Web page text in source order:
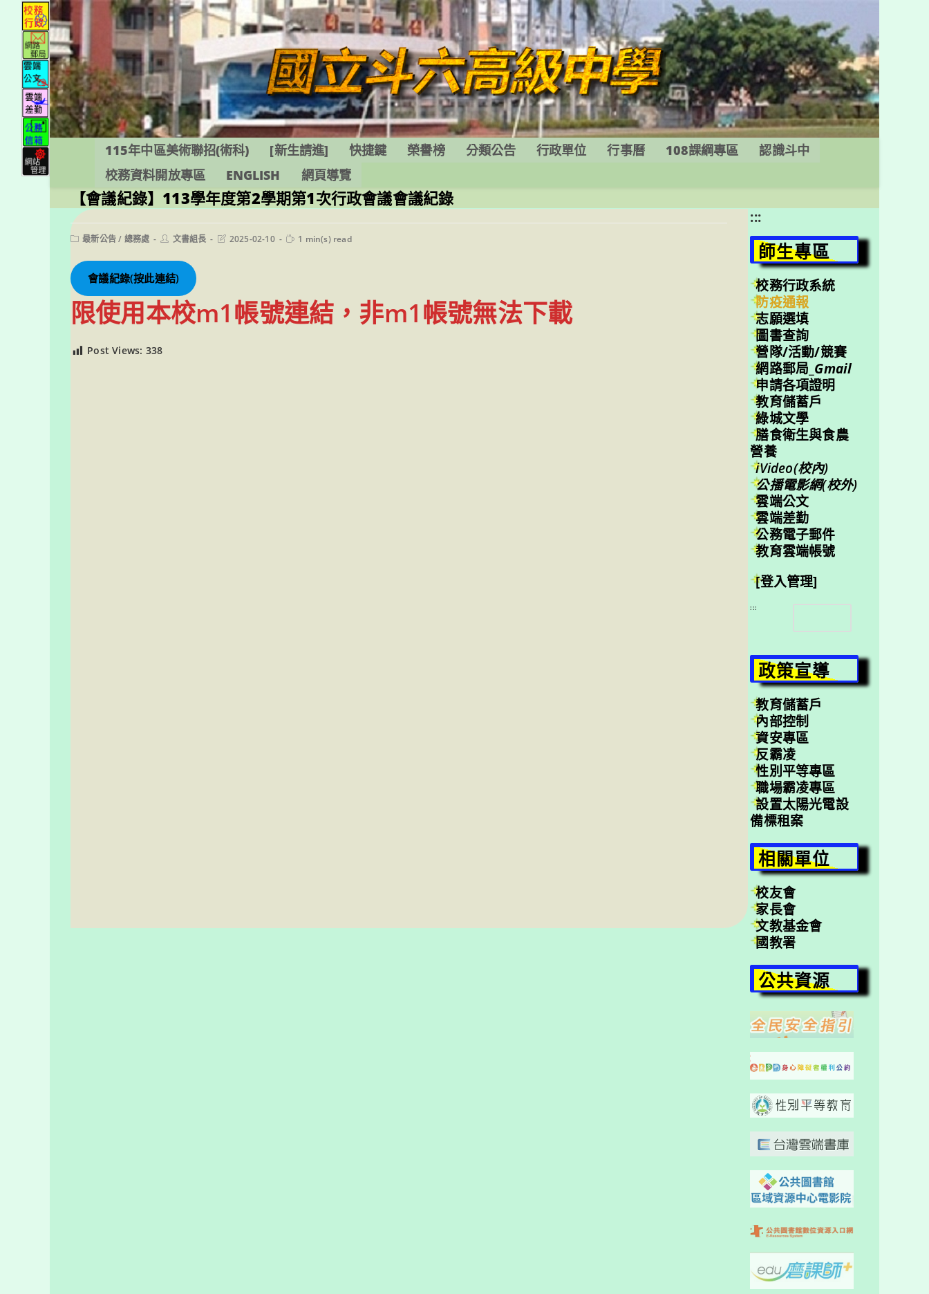
115年中區美術聯招(術科) [新生請進] 快捷鍵 榮譽榜 分類公告 行政單位 行事曆 108課綱專區
認識斗中
校務資料開放專區
ENGLISH 網頁導覽
【會議紀錄】113學年度第2學期第1次行政會議會議紀錄
Post最新公告/ 總務處
Post文書組長
Post2025-02-10
Reading
1 min(s) read
會議紀錄(按此連結)
限使用本校m1帳號連結，非m1帳號無法下載
Post Views: 338
:::
師生專區
校務行政系統
防疫通報
志願選填
圖書查詢
營隊/活動/競賽
網路郵局_ Gmail
申請各項證明
教育儲蓄戶
綠城文學
膳食衛生與食農
營養
iVideo(校內)
公播電影網(校外)
雲端公文
雲端差勤
公務電子郵件
教育雲端帳號
[登入管理]
:::
搜
尋
政策宣導
教育儲蓄戶
內部控制
資安專區
反霸凌
性別平等專區
職場霸凌專區
設置太陽光電設
備標租案
相關單位
校友會
家長會
文教基金會
國教署
公共資源